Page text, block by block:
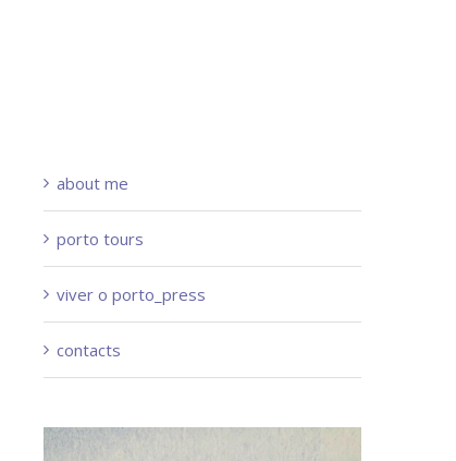
about me
porto tours
viver o porto_press
contacts